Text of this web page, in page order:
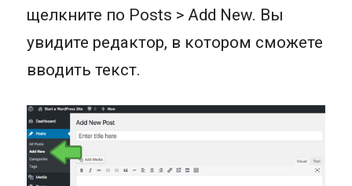
щелкните по Posts > Add New. Вы
увидите редактор, в котором сможете
вводить текст.